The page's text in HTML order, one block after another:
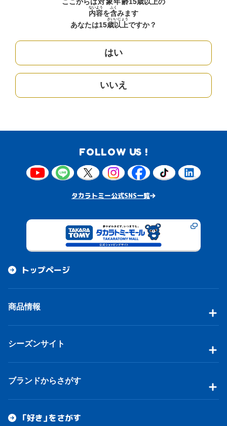
内容
ないよう
を含
ふく
みます
あなたは15歳
さい
以上
いじょう
ですか？
はい
いいえ
FOLLOW US !
タカラトミー公式SNS一覧
トップページ
商品情報
シーズンサイト
ブランドからさがす
「好き」をさがす